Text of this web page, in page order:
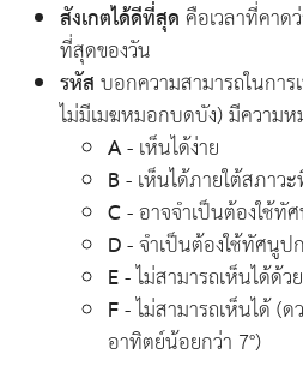
สังเกตได้ดีที่สุดคือเวลาที่คาด
ที่สุดของวัน
รหัสบอกความสามารถในกา
ไม่มีเมฆหมอกบดบัง) มีความ
A- เห็นได้ง่าย
B- เห็นได้ภายใต้สภาว
C- อาจจำเป็นต้องใช้
D- จำเป็นต้องใช้ทัศนู
E- ไม่สามารถเห็นได้ด้
F- ไม่สามารถเห็นได้ (
อาทิตย์น้อยกว่า 7°)